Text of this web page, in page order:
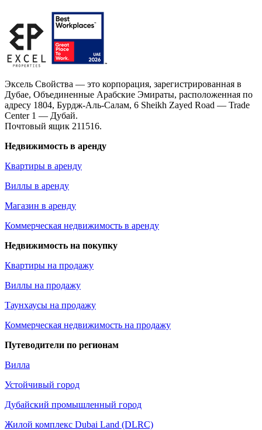
Эксель Свойства — это корпорация, зарегистрированная в
Дубае, Объединенные Арабские Эмираты, расположенная по
адресу 1804, Бурдж-Аль-Салам, 6 Sheikh Zayed Road — Trade
Center 1 — Дубай.
Почтовый ящик 211516.
Недвижимость в аренду
Квартиры в аренду
Виллы в аренду
Магазин в аренду
Коммерческая недвижимость в аренду
Недвижимость на покупку
Квартиры на продажу
Виллы на продажу
Таунхаусы на продажу
Коммерческая недвижимость на продажу
Путеводители по регионам
Вилла
Устойчивый город
Дубайский промышленный город
Жилой комплекс Dubai Land (DLRC)